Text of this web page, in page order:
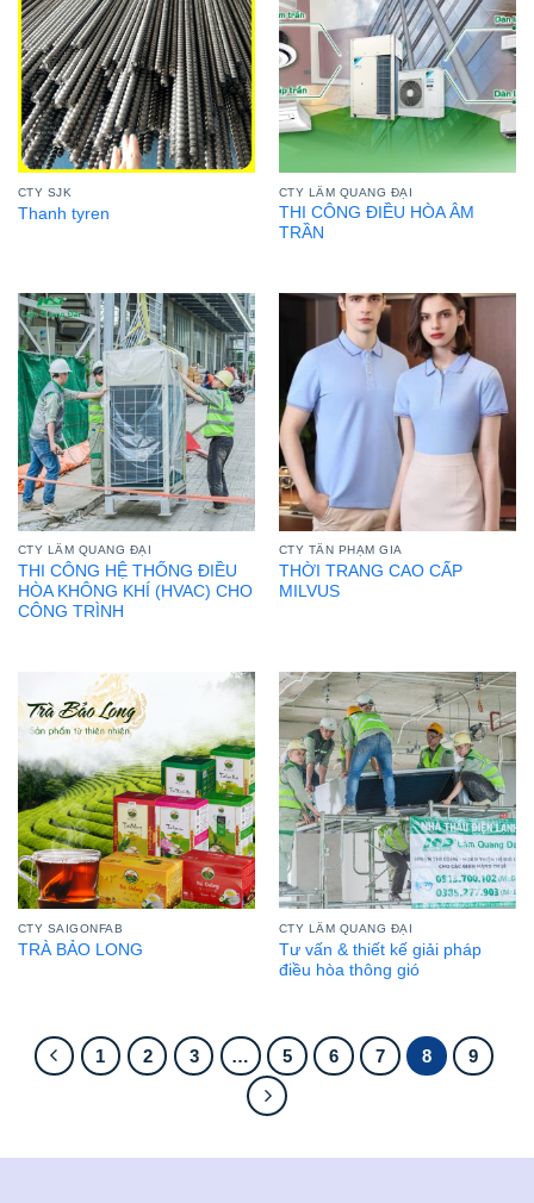
CTY SJK
Thanh tyren
CTY LÂM QUANG ĐẠI
THI CÔNG ĐIỀU HÒA ÂM
TRẦN
CTY LÂM QUANG ĐẠI
THI CÔNG HỆ THỐNG ĐIỀU
HÒA KHÔNG KHÍ (HVAC) CHO
CÔNG TRÌNH
CTY TÂN PHẠM GIA
THỜI TRANG CAO CẤP
MILVUS
CTY SAIGONFAB
TRÀ BẢO LONG
CTY LÂM QUANG ĐẠI
Tư vấn & thiết kế giải pháp
điều hòa thông gió
1 2 3 … 5 6 7 8 9